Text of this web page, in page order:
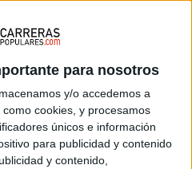
para nosotros
y/o accedemos a
cookies, y procesamos
únicos e información
para publicidad y contenido
y contenido,
DOLOR
Buscador de noticias